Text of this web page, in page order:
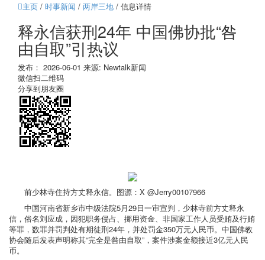
主页 / 时事新闻 / 两岸三地 / 信息详情
释永信获刑24年 中国佛协批“咎
由自取”引热议
发布： 2026-06-01 来源: Newtalk新闻
微信扫二维码
分享到朋友圈
前少林寺住持方丈释永信。图源：X @Jerry00107966
中国河南省新乡市中级法院5月29日一审宣判，少林寺前方丈释永
信，俗名刘应成，因犯职务侵占、挪用资金、非国家工作人员受贿及行贿
等罪，数罪并罚判处有期徒刑24年，并处罚金350万元人民币。中国佛教
协会随后发表声明称其“完全是咎由自取”，案件涉案金额接近3亿元人民
币。